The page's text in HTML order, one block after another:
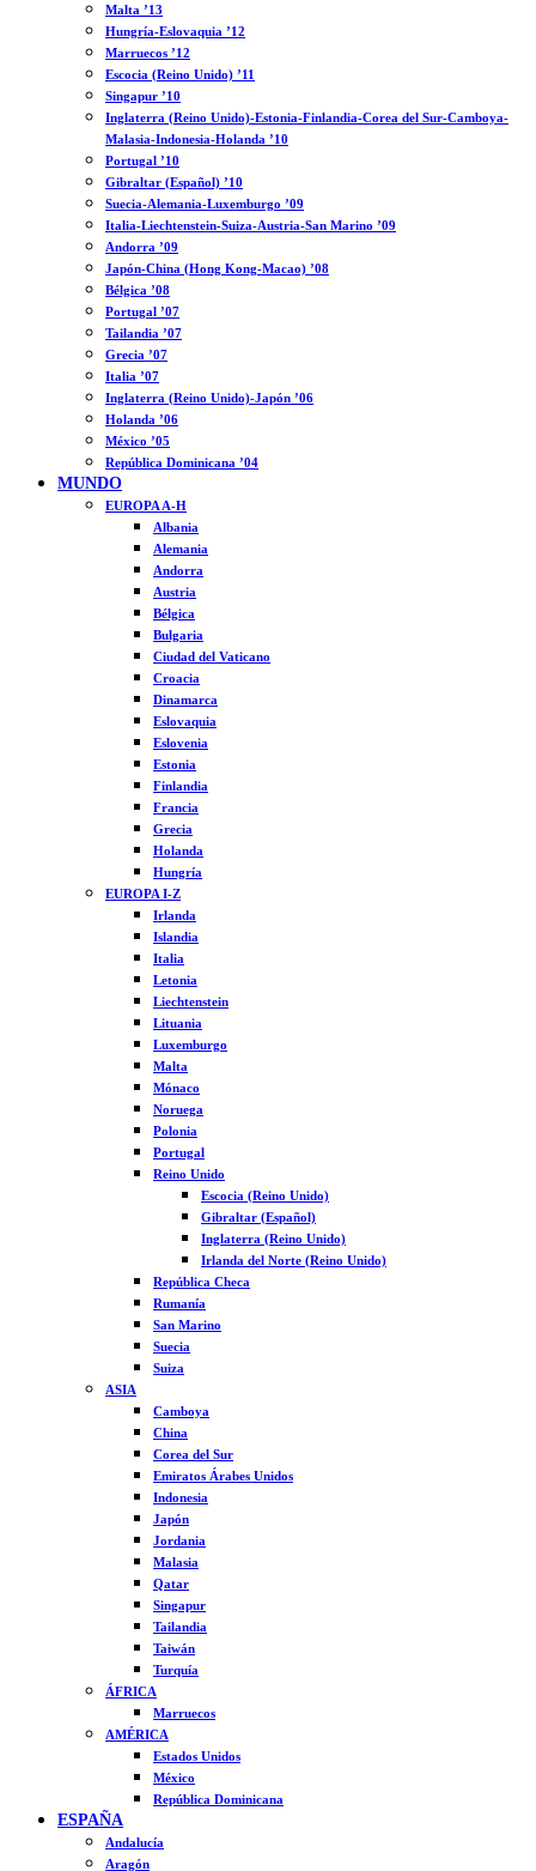
Malta ’13
Hungría-Eslovaquia ’12
Marruecos ’12
Escocia (Reino Unido) ’11
Singapur ’10
Inglaterra (Reino Unido)-Estonia-Finlandia-Corea del Sur-Camboya-
Malasia-Indonesia-Holanda ’10
Portugal ’10
Gibraltar (Español) ’10
Suecia-Alemania-Luxemburgo ’09
Italia-Liechtenstein-Suiza-Austria-San Marino ’09
Andorra ’09
Japón-China (Hong Kong-Macao) ’08
Bélgica ’08
Portugal ’07
Tailandia ’07
Grecia ’07
Italia ’07
Inglaterra (Reino Unido)-Japón ’06
Holanda ’06
México ’05
República Dominicana ’04
MUNDO
EUROPA A-H
Albania
Alemania
Andorra
Austria
Bélgica
Bulgaria
Ciudad del Vaticano
Croacia
Dinamarca
Eslovaquia
Eslovenia
Estonia
Finlandia
Francia
Grecia
Holanda
Hungría
EUROPA I-Z
Irlanda
Islandia
Italia
Letonia
Liechtenstein
Lituania
Luxemburgo
Malta
Mónaco
Noruega
Polonia
Portugal
Reino Unido
Escocia (Reino Unido)
Gibraltar (Español)
Inglaterra (Reino Unido)
Irlanda del Norte (Reino Unido)
República Checa
Rumanía
San Marino
Suecia
Suiza
ASIA
Camboya
China
Corea del Sur
Emiratos Árabes Unidos
Indonesia
Japón
Jordania
Malasia
Qatar
Singapur
Tailandia
Taiwán
Turquía
ÁFRICA
Marruecos
AMÉRICA
Estados Unidos
México
República Dominicana
ESPAÑA
Andalucía
Aragón